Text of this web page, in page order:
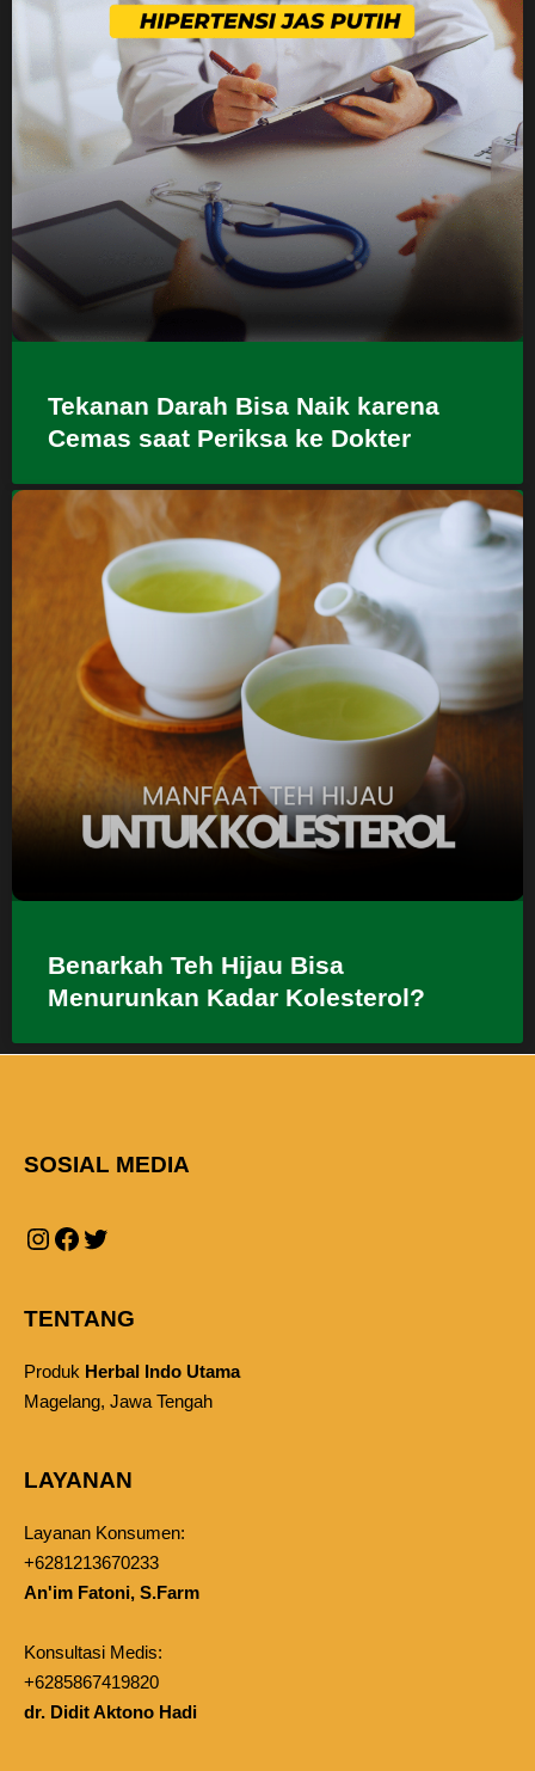
Tekanan Darah Bisa Naik karena
Cemas saat Periksa ke Dokter
Benarkah Teh Hijau Bisa
Menurunkan Kadar Kolesterol?
SOSIAL MEDIA
TENTANG
Produk Herbal Indo Utama
Magelang, Jawa Tengah
LAYANAN
Layanan Konsumen:
+6281213670233
An'im Fatoni, S.Farm
Konsultasi Medis:
+6285867419820
dr. Didit Aktono Hadi